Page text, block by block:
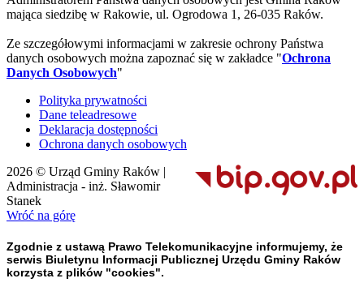
mająca siedzibę w Rakowie, ul. Ogrodowa 1, 26-035 Raków.
Ze szczegółowymi informacjami w zakresie ochrony Państwa
danych osobowych można zapoznać się w zakładce "Ochrona
Danych Osobowych"
Polityka prywatności
Dane teleadresowe
Deklaracja dostępności
Ochrona danych osobowych
2026 © Urząd Gminy Raków |
Administracja - inż. Sławomir
Stanek
Wróć na górę
Zgodnie z ustawą Prawo Telekomunikacyjne informujemy, że
serwis Biuletynu Informacji Publicznej Urzędu Gminy Raków
korzysta z plików "cookies".